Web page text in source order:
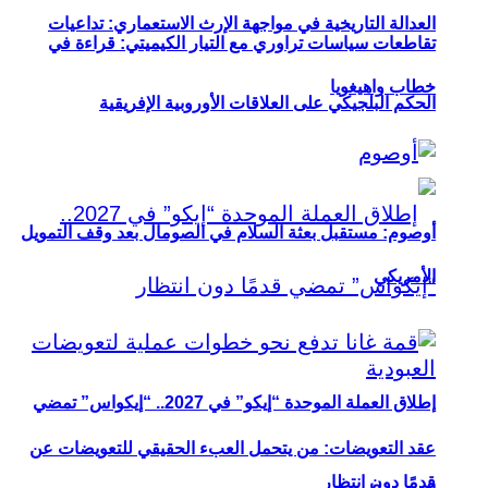
العدالة التاريخية في مواجهة الإرث الاستعماري: تداعيات
الحكم البلجيكي على العلاقات الأوروبية الإفريقية
إطلاق العملة الموحدة “إيكو” في 2027.. “إيكواس” تمضي
قدمًا دون انتظار
تقاطعات سياسات تراوري مع التيار الكيميتي: قراءة في
خطاب واهيغويا
أوصوم: مستقبل بعثة السلام في الصومال بعد وقف التمويل
الأمريكي
عقد التعويضات: من يتحمل العبء الحقيقي للتعويضات عن